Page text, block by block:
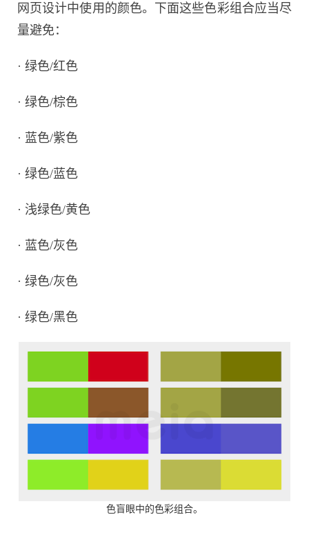
网页设计中使用的颜色。下面这些色彩组合应当尽
量避免：
· 绿色/红色
· 绿色/棕色
· 蓝色/紫色
· 绿色/蓝色
· 浅绿色/黄色
· 蓝色/灰色
· 绿色/灰色
· 绿色/黑色
色盲眼中的色彩组合。